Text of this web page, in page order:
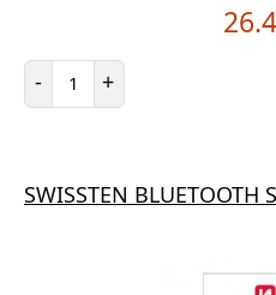
- Počet položiek
+
SWISSTEN BLUETOOTH